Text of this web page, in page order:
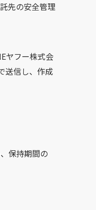
先の安全管理
ヤフー株式会
送信し、作成
保持期間の